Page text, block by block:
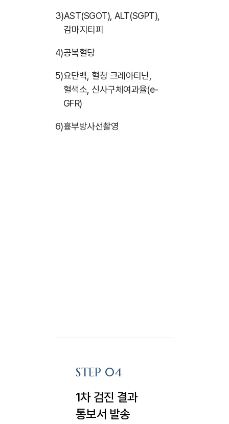
3)AST(SGOT), ALT(SGPT),
감마지티피
4)공복혈당
5)요단백, 혈청 크레아티닌,
혈색소, 신사구체여과율(e-
GFR)
6)흉부방사선촬영
STEP 04
1차 검진 결과
통보서 발송